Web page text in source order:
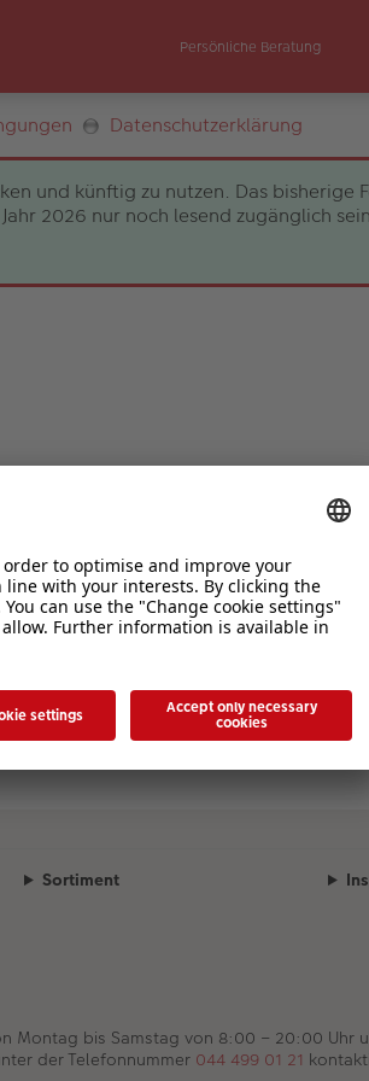
Persönliche Beratung
Datenschutzerklärung
und künftig zu nutzen. Das
2026 nur noch lesend zugänglich
Sortiment
Montag bis Samstag von 8:00 – 20:00 Uhr
der Telefonnummer 044 499 01 21